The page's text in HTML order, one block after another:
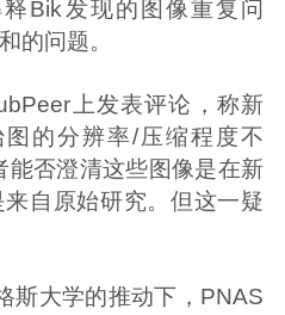
Bik发现的图像重复问
的问题。
上发表评论，称新
的分辨率/压缩程度不
能否澄清这些图像是在新
自原始研究。但这一疑
斯大学的推动下，PNAS